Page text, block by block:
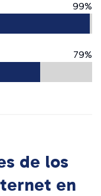
99%
79%
de los
en